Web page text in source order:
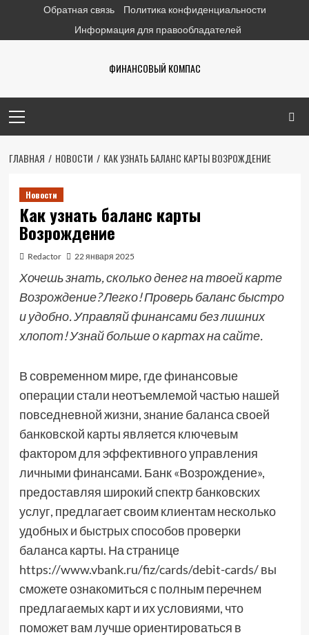
содержимому
Обратная связь
Политика конфиденциальности
Информация для правообладателей
ФИНАНСОВЫЙ КОМПАС
меню
ГЛАВНАЯ НОВОСТИ КАК УЗНАТЬ БАЛАНС КАРТЫ ВОЗРОЖДЕНИЕ
Новости
Как узнать баланс карты
Возрождение
Redactor 22 января 2025
Хочешь знать, сколько денег на твоей карте
Возрождение? Легко! Проверь баланс быстро
и удобно. Управляй финансами без лишних
хлопот! Узнай больше о картах на сайте.
В современном мире, где финансовые
операции стали неотъемлемой частью нашей
повседневной жизни, знание баланса своей
банковской карты является ключевым
фактором для эффективного управления
личными финансами. Банк «Возрождение»,
предоставляя широкий спектр банковских
услуг, предлагает своим клиентам несколько
удобных и быстрых способов проверки
баланса карты. На странице
https://www.vbank.ru/fiz/cards/debit-cards/ вы
сможете ознакомиться с полным перечнем
предлагаемых карт и их условиями, что
поможет вам лучше ориентироваться в